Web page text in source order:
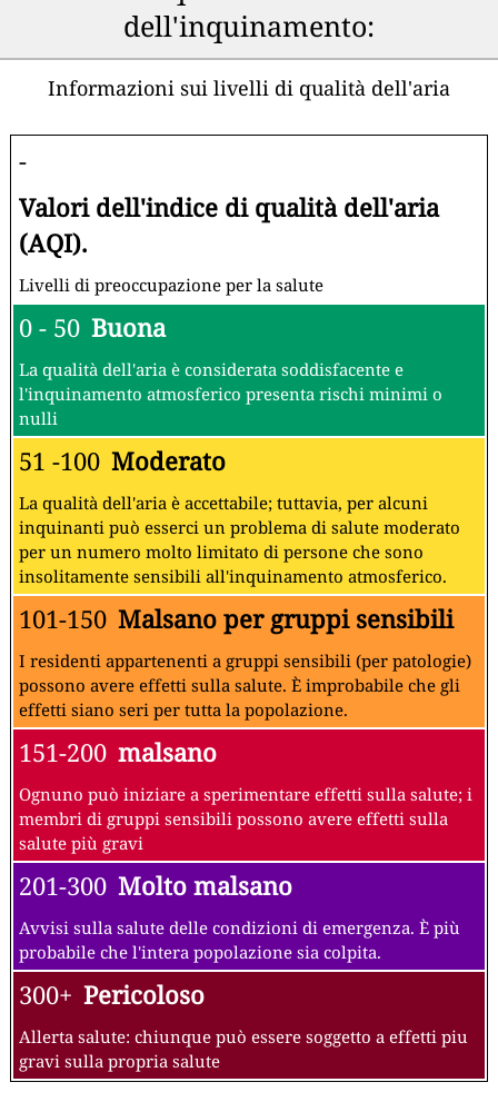
dell'inquinamento:
Informazioni sui livelli di qualità dell'aria
-
Valori dell'indice di qualità dell'aria
(AQI).
Livelli di preoccupazione per la salute
0 - 50 Buona
La qualità dell'aria è considerata soddisfacente e
l'inquinamento atmosferico presenta rischi minimi o
nulli
51 -100 Moderato
La qualità dell'aria è accettabile; tuttavia, per alcuni
inquinanti può esserci un problema di salute moderato
per un numero molto limitato di persone che sono
insolitamente sensibili all'inquinamento atmosferico.
101-150 Malsano per gruppi sensibili
I residenti appartenenti a gruppi sensibili (per patologie)
possono avere effetti sulla salute. È improbabile che gli
effetti siano seri per tutta la popolazione.
151-200 malsano
Ognuno può iniziare a sperimentare effetti sulla salute; i
membri di gruppi sensibili possono avere effetti sulla
salute più gravi
201-300 Molto malsano
Avvisi sulla salute delle condizioni di emergenza. È più
probabile che l'intera popolazione sia colpita.
300+ Pericoloso
Allerta salute: chiunque può essere soggetto a effetti piu
gravi sulla propria salute